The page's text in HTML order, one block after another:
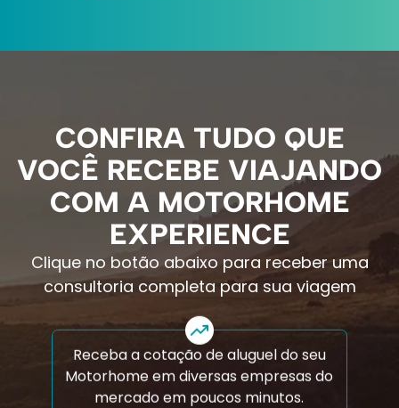
CONFIRA TUDO QUE
VOCÊ RECEBE VIAJANDO
COM A MOTORHOME
EXPERIENCE
Clique no botão abaixo para receber uma
consultoria completa para sua viagem
Receba a cotação de aluguel do seu
Motorhome em diversas empresas do
mercado em poucos minutos.